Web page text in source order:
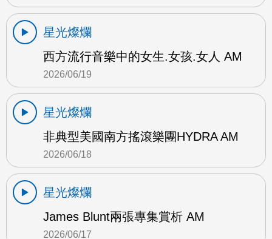
星光燦爛
西方流行音樂中的女生.女孩.女人 AM
2026/06/19
星光燦爛
非典型美國南方搖滾樂團HYDRA AM
2026/06/18
星光燦爛
James Blunt兩張專集賞析 AM
2026/06/17